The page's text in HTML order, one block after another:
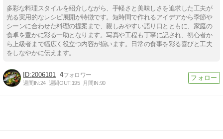
多彩な料理スタイルを紹介しながら、手軽さと美味しさを追求した工夫が
光る実用的なレシピ展開が特徴です。短時間で作れるアイデアから季節や
シーンに合わせた料理の提案まで、親しみやすい語り口とともに、家庭の
食卓を豊かに彩る一助となります。写真や工程も丁寧に記され、初心者か
ら上級者まで幅広く役立つ内容が揃います。日常の食事を彩る喜びと工夫
をしなやかに伝えます。
2006101 4
週間IN:24 週間OUT:195 月間IN:90